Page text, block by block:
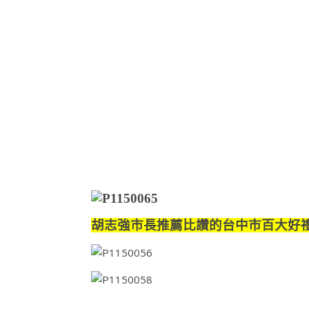
胡志強市長推薦比讚的台中市百大好